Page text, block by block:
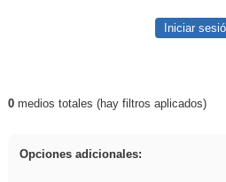
Iniciar
Resultados de: ponencia
0medios totales (hay filtros aplicados)
Opciones adicionales: